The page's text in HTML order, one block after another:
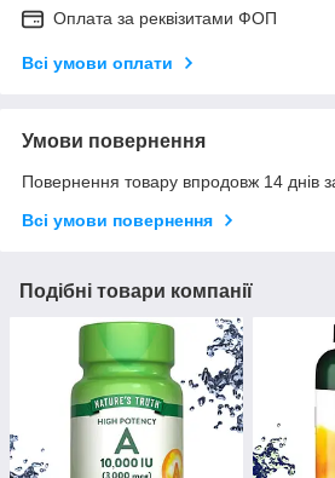
Оплата за реквізитами ФОП
Всі умови оплати
Умови повернення
Повернення товару впродовж 14 днів
Всі умови повернення
Подібні товари компанії